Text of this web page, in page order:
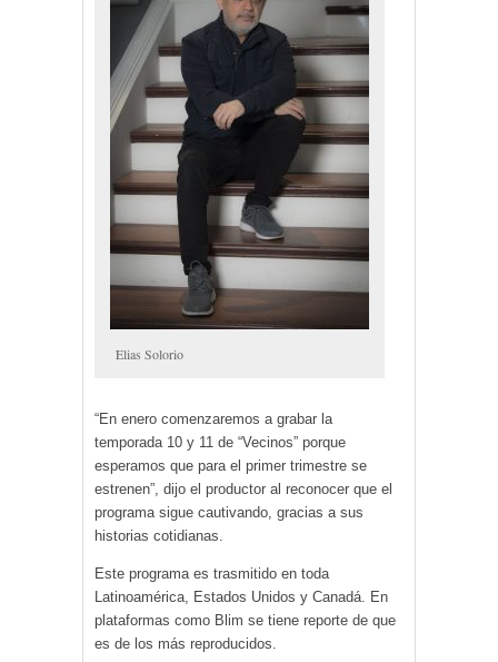
Elias Solorio
“En enero comenzaremos a grabar la
temporada 10 y 11 de “Vecinos” porque
esperamos que para el primer trimestre se
estrenen”, dijo el productor al reconocer que el
programa sigue cautivando, gracias a sus
historias cotidianas.
Este programa es trasmitido en toda
Latinoamérica, Estados Unidos y Canadá. En
plataformas como Blim se tiene reporte de que
es de los más reproducidos.